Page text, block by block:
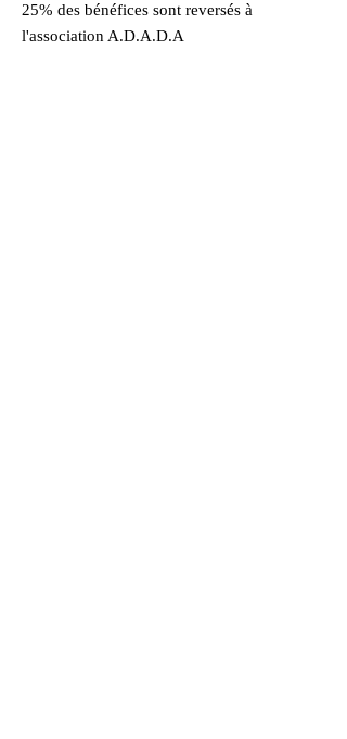
25% des bénéfices sont reversés à
l'association A.D.A.D.A